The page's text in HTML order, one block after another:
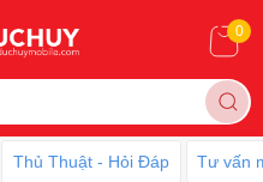
0
Thủ Thuật - Hỏi Đáp Tư vấn